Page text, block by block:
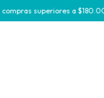
superiores a $180.000